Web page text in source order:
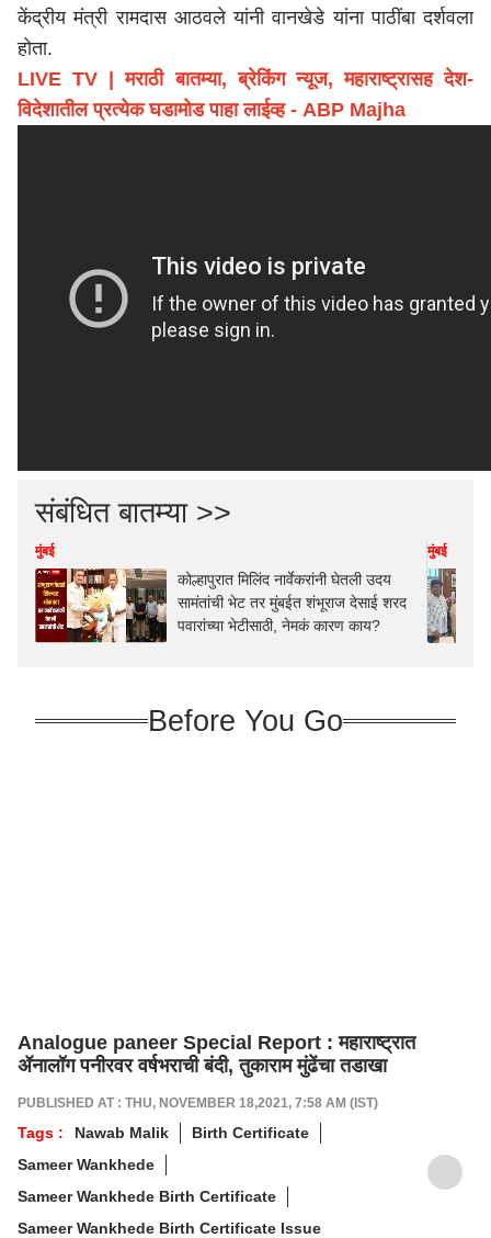
केंद्रीय मंत्री रामदास आठवले यांनी वानखेडे यांना पाठींबा दर्शवला
होता.
LIVE TV | मराठी बातम्या, ब्रेकिंग न्यूज, महाराष्ट्रासह देश-
विदेशातील प्रत्येक घडामोड पाहा लाईव्ह - ABP Majha
संबंधित बातम्या >>
मुंबई
कोल्हापुरात मिलिंद नार्वेकरांनी घेतली उदय
सामंतांची भेट तर मुंबईत शंभूराज देसाई शरद
पवारांच्या भेटीसाठी, नेमकं कारण काय?
मुंबई
Before You Go
Analogue paneer Special Report : महाराष्ट्रात
ॲनालॉग पनीरवर वर्षभराची बंदी, तुकाराम मुंढेंचा तडाखा
PUBLISHED AT : THU, NOVEMBER 18,2021, 7:58 AM (IST)
Tags : Nawab Malik
Birth Certificate
Sameer Wankhede
Sameer Wankhede Birth Certificate
Sameer Wankhede Birth Certificate Issue